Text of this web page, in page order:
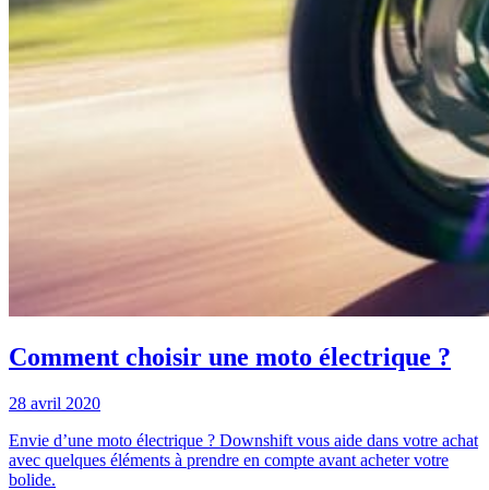
Comment choisir une moto électrique ?
28 avril 2020
Envie d’une moto électrique ? Downshift vous aide dans votre achat
avec quelques éléments à prendre en compte avant acheter votre
bolide.